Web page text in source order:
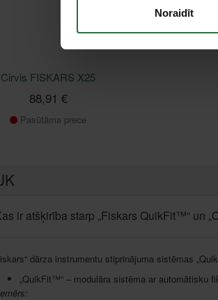
Noraidīt
Cirvis FISKARS X25
88,91 €
Pasūtāma prece
ir atšķirība starp „Fiskars QuikFit™“ un
dārza instrumentu stiprinājuma sistēmas
„QuikFit™“ – modulāra sistēma ar automātisku